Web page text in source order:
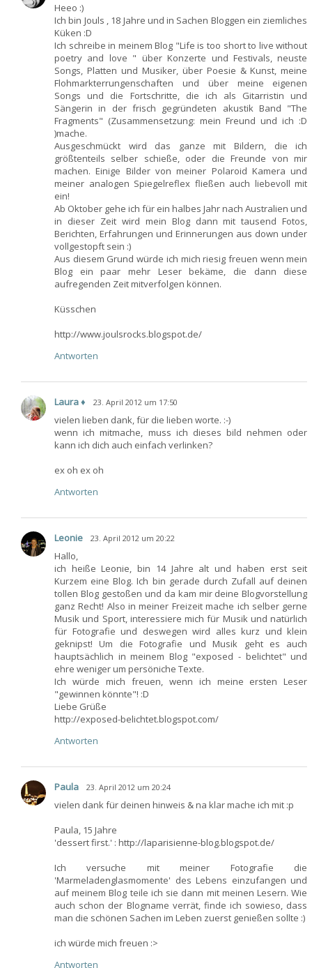
Heeo :)
Ich bin Jouls , 18 Jahre und in Sachen Bloggen ein ziemliches
Küken :D
Ich schreibe in meinem Blog "Life is too short to live without
poetry and love " über Konzerte und Festivals, neuste
Songs, Platten und Musiker, über Poesie & Kunst, meine
Flohmarkterrungenschaften und über meine eigenen
Songs und die Fortschritte, die ich als Gitarristin und
Sängerin in der frisch gegründeten akustik Band "The
Fragments" (Zusammensetzung: mein Freund und ich :D
)mache.
Ausgeschmückt wird das ganze mit Bildern, die ich
größtenteils selber schieße, oder die Freunde von mir
machen. Einige Bilder von meiner Polaroid Kamera und
meiner analogen Spiegelreflex fließen auch liebevoll mit
ein!
Ab Oktober gehe ich für ein halbes Jahr nach Australien und
in dieser Zeit wird mein Blog dann mit tausend Fotos,
Berichten, Erfahrungen und Erinnerungen aus down under
vollgestopft sein :)
Aus diesem Grund würde ich mich riesig freuen wenn mein
Blog ein paar mehr Leser bekäme, die dann diese
aufregenden Zeit mitverfolgen können.
Küsschen
http://www.joulsrocks.blogspot.de/
Antworten
Laura ♦ 23. April 2012 um 17:50
vielen lieben dank, für die lieben worte. :-)
wenn ich mitmache, muss ich dieses bild nehmen oder
kann ich dich auch einfach verlinken?
ex oh ex oh
Antworten
Leonie 23. April 2012 um 20:22
Hallo,
ich heiße Leonie, bin 14 Jahre alt und haben erst seit
Kurzem eine Blog. Ich bin gerade durch Zufall auf deinen
tollen Blog gestoßen und da kam mir deine Blogvorstellung
ganz Recht! Also in meiner Freizeit mache ich selber gerne
Musik und Sport, interessiere mich für Musik und natürlich
für Fotografie und deswegen wird alles kurz und klein
geknipst! Um die Fotografie und Musik geht es auch
hauptsächlich in meinem Blog "exposed - belichtet" und
ehre weniger um persöniche Texte.
Ich würde mich freuen, wenn ich meine ersten Leser
"gewinnen könnte"! :D
Liebe Grüße
http://exposed-belichtet.blogspot.com/
Antworten
Paula 23. April 2012 um 20:24
vielen dank für deinen hinweis & na klar mache ich mit :p
Paula, 15 Jahre
'dessert first.' : http://laparisienne-blog.blogspot.de/
Ich versuche mit meiner Fotografie die
'Marmeladenglasmomente' des Lebens einzufangen und
auf meinem Blog teile ich sie dann mit meinen Lesern. Wie
auch schon der Blogname verrät, finde ich sowieso, dass
man die schönen Sachen im Leben zuerst genießen sollte :)
ich würde mich freuen :>
Antworten